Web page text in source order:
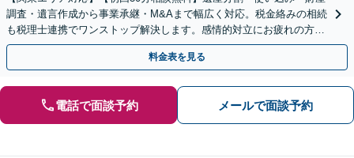
調査・遺言作成から事業承継・M&Aまで幅広く対応。税金絡みの相続
も税理士連携でワンストップ解決します。感情的対立にお疲れの方や
紛争予防をご検討の方も、お気軽にご相談ください。
料金表を見る
電話で面談予約 メールで面談予約